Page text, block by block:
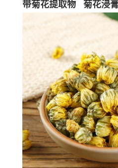
带菊花提取物 菊花浸